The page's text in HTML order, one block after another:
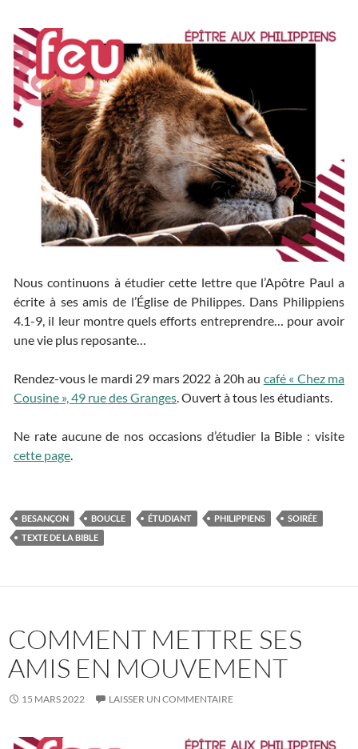
Nous continuons à étudier cette lettre que l’Apôtre Paul a
écrite à ses amis de l’Église de Philippes. Dans Philippiens
4.1-9, il leur montre quels efforts entreprendre… pour avoir
une vie plus reposante…
Rendez-vous le mardi 29 mars 2022 à 20h au café « Chez ma
Cousine », 49 rue des Granges. Ouvert à tous les étudiants.
Ne rate aucune de nos occasions d’étudier la Bible : visite
cette page.
BESANÇON BOUCLE ÉTUDIANT PHILIPPIENS
SOIRÉE
TEXTE DE LA BIBLE
COMMENT METTRE SES
AMIS EN MOUVEMENT
15 MARS 2022 LAISSER UN COMMENTAIRE